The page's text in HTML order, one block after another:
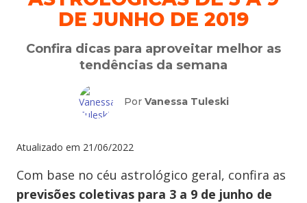
DE JUNHO DE 2019
Confira dicas para aproveitar melhor as
tendências da semana
Por Vanessa Tuleski
Atualizado em 21/06/2022
Com base no céu astrológico geral, confira as
previsões coletivas para 3 a 9 de junho de